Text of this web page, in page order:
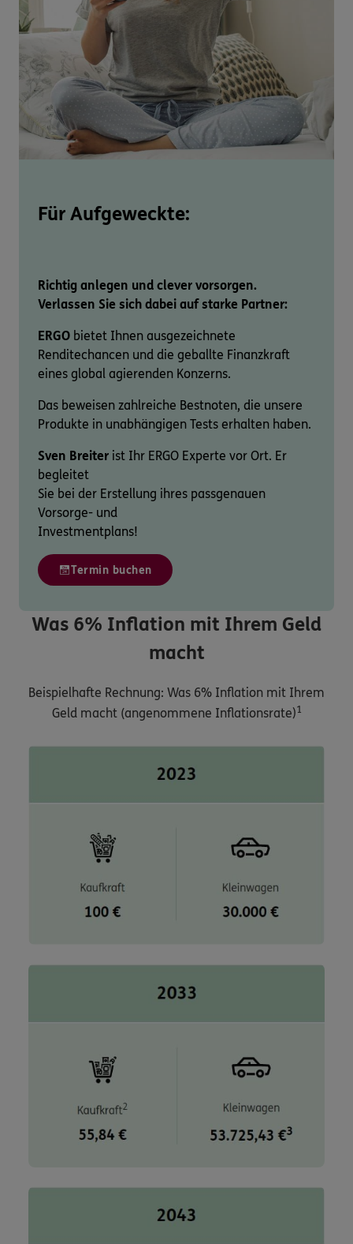
Für Aufgeweckte:
Richtig anlegen und clever vorsorgen.
Verlassen Sie sich dabei auf starke Partner:
ERGO bietet Ihnen ausgezeichnete
Renditechancen und die geballte Finanzkraft
eines global agierenden Konzerns.
Das beweisen zahlreiche Bestnoten, die unsere
Produkte in unabhängigen Tests erhalten haben.
Sven Breiter ist Ihr ERGO Experte vor Ort. Er
begleitet
Sie bei der Erstellung ihres passgenauen
Vorsorge- und
Investmentplans!
Termin buchen
Was 6% Inflation mit Ihrem Geld
macht
Beispielhafte Rechnung: Was 6% Inflation mit Ihrem
Geld macht (angenommene Inflationsrate)1